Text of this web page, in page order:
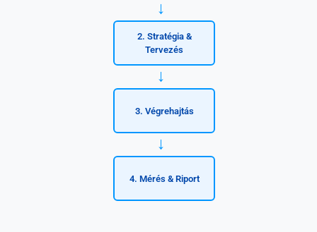
→
2. Stratégia &
Tervezés
→
3. Végrehajtás
→
4. Mérés & Riport